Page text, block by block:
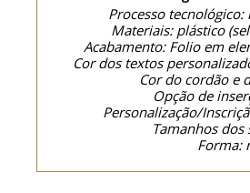
Processo
Materiais: plástico
Acabamento: Folio em
Cor dos textos
Cor do cordão e
Opção de
Personalização/
Tamanhos
Forma: